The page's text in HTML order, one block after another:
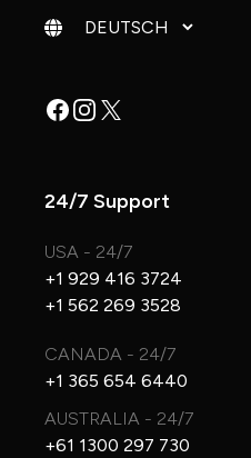
Sprache ändern
Facebook
Instagram
X
24/7 Support
USA - 24/7
+1 929 416 3724
+1 562 269 3528
CANADA - 24/7
+1 365 654 6440
AUSTRALIA - 24/7
+61 1300 297 730